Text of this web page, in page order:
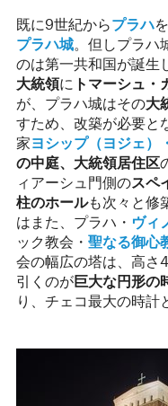
既に9世紀からプラハ
プラハ城。但しプラハ
のは第一共和国が誕生
大統領に トマーシュ・
が、プラハ城はその大
すため、改築が必要と
家ヨシップ（ヨジェ）
の中庭、大統領居住区
ィアーシュ門側のスペ
柱のホールも次々と修
はまた、プラハ・ ヴィ
ック教会・ 聖なる御心
会の幅広の塔は、高さ
引くのが巨大な円形の
り、チェコ最大の時計